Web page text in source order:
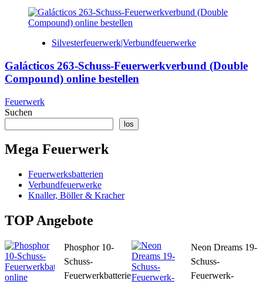
Silvesterfeuerwerk|Verbundfeuerwerke
Galácticos 263-Schuss-Feuerwerkverbund (Double
Compound) online bestellen
Feuerwerk
Suchen
los
Mega Feuerwerk
Feuerwerksbatterien
Verbundfeuerwerke
Knaller, Böller & Kracher
TOP Angebote
Phosphor 10-
Schuss-
Feuerwerkbatterie
Neon Dreams 19-
Schuss-
Feuerwerk-